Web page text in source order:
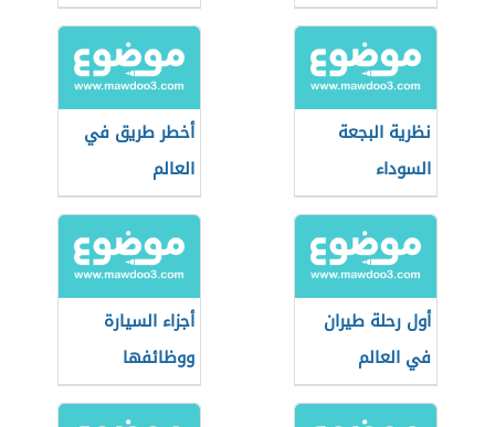
الصرف الصحي
نظرية البجعة
السوداء
أخطر طريق في
العالم
أول رحلة طيران
في العالم
أجزاء السيارة
ووظائفها